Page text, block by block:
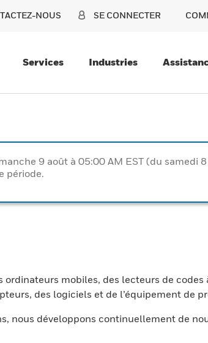
NOUS SE CONNECTER
Services Industries
9 août à 05:00 AM EST (du samedi
période.
mobiles, des lecteurs de codes
des logiciels et de l’équipement de
nous développons continuellement de